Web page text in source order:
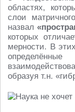
областях,
слои
назвал
которых
мерности. В
образуя т.н.